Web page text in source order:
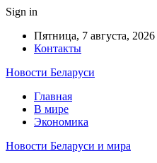
Sign in
Пятница, 7 августа, 2026
Контакты
Новости Беларуси
Главная
В мире
Экономика
Новости Беларуси и мира